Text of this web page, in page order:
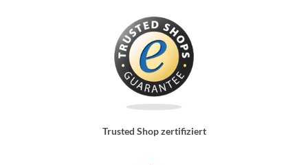
Trusted Shop zertifiziert